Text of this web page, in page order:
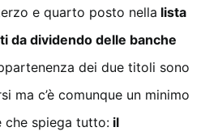
e quarto posto nella lista
da dividendo delle banche
dei due titoli sono
ma c’è comunque un minimo
che spiega tutto: il